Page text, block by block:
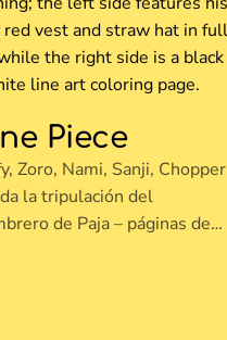
Piece
Zoro, Nami, Sanji, Chopper
la tripulación del
de Paja – páginas de